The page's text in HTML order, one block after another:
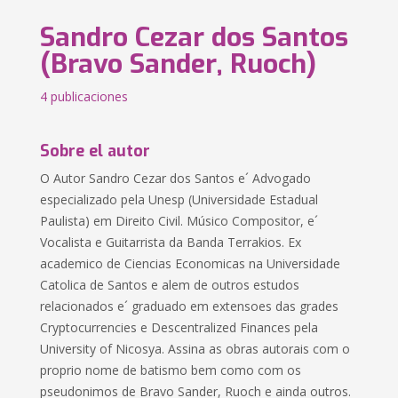
Sandro Cezar dos Santos
(Bravo Sander, Ruoch)
4 publicaciones
Sobre el autor
O Autor Sandro Cezar dos Santos e´ Advogado
especializado pela Unesp (Universidade Estadual
Paulista) em Direito Civil. Músico Compositor, e´
Vocalista e Guitarrista da Banda Terrakios. Ex
academico de Ciencias Economicas na Universidade
Catolica de Santos e alem de outros estudos
relacionados e´ graduado em extensoes das grades
Cryptocurrencies e Descentralized Finances pela
University of Nicosya. Assina as obras autorais com o
proprio nome de batismo bem como com os
pseudonimos de Bravo Sander, Ruoch e ainda outros.